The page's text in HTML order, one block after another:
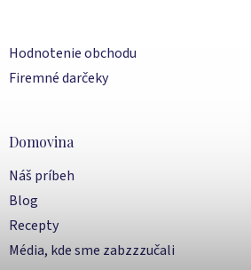
Hodnotenie obchodu
Firemné darčeky
Domovina
Náš príbeh
Blog
Recepty
Média, kde sme zabzzzučali